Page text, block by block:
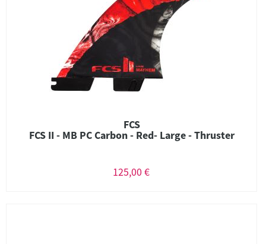
FCS
FCS II - MB PC Carbon - Red- Large - Thruster
125,00 €